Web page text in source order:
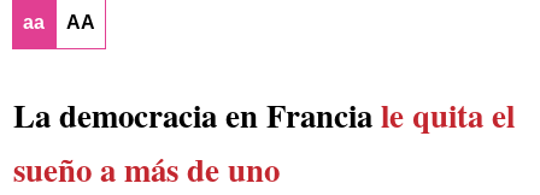
aa AA
La democracia en Franciale quita el
sueño a más de uno